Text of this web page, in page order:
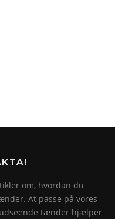
om, hvordan du
At passe på vores
tænder hjælper